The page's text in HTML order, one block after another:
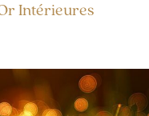
Intérieures